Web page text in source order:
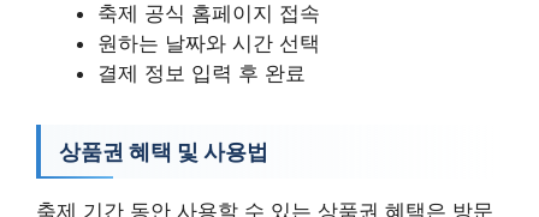
축제 공식 홈페이지 접속
원하는 날짜와 시간 선택
결제 정보 입력 후 완료
상품권 혜택 및 사용법
축제 기간 동안 사용할 수 있는 상품권 혜택은 방문